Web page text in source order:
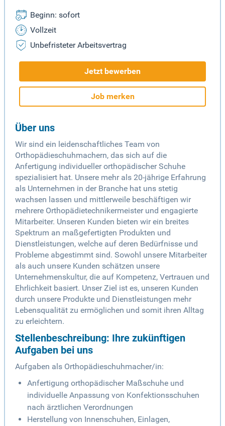
Beginn: sofort
Vollzeit
Unbefristeter Arbeitsvertrag
Jetzt bewerben
Job merken
Über uns
Wir sind ein leidenschaftliches Team von
Orthopädieschuhmachern, das sich auf die
Anfertigung individueller orthopädischer Schuhe
spezialisiert hat. Unsere mehr als 20-jährige Erfahrung
als Unternehmen in der Branche hat uns stetig
wachsen lassen und mittlerweile beschäftigen wir
mehrere Orthopädietechnikermeister und engagierte
Mitarbeiter. Unseren Kunden bieten wir ein breites
Spektrum an maßgefertigten Produkten und
Dienstleistungen, welche auf deren Bedürfnisse und
Probleme abgestimmt sind. Sowohl unsere Mitarbeiter
als auch unsere Kunden schätzen unsere
Unternehmenskultur, die auf Kompetenz, Vertrauen und
Ehrlichkeit basiert. Unser Ziel ist es, unseren Kunden
durch unsere Produkte und Dienstleistungen mehr
Lebensqualität zu ermöglichen und somit ihren Alltag
zu erleichtern.
Stellenbeschreibung: Ihre zukünftigen
Aufgaben bei uns
Aufgaben als Orthopädieschuhmacher/in:
Anfertigung orthopädischer Maßschuhe und
individuelle Anpassung von Konfektionsschuhen
nach ärztlichen Verordnungen
Herstellung von Innenschuhen, Einlagen,